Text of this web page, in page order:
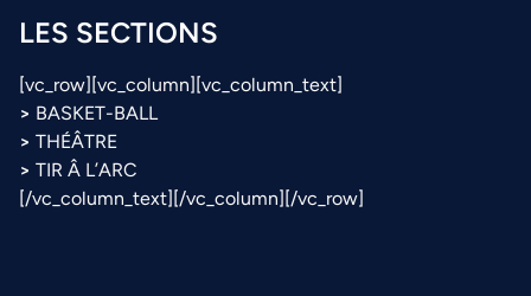
LES SECTIONS
[vc_row][vc_column][vc_column_text]
> BASKET-BALL
> THÉÂTRE
> TIR Â L’ARC
[/vc_column_text][/vc_column][/vc_row]